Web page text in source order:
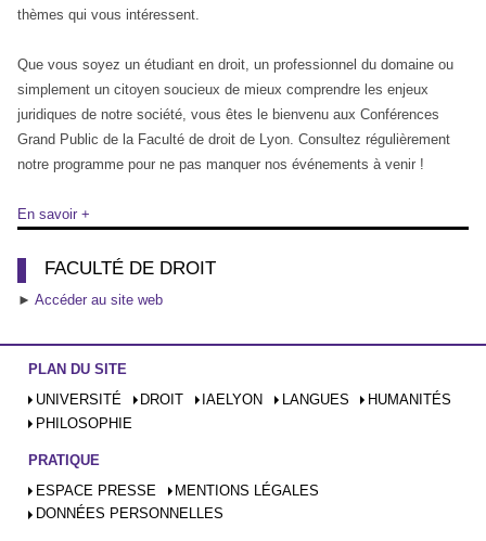
thèmes qui vous intéressent.
Que vous soyez un étudiant en droit, un professionnel du domaine ou
simplement un citoyen soucieux de mieux comprendre les enjeux
juridiques de notre société, vous êtes le bienvenu aux Conférences
Grand Public de la Faculté de droit de Lyon. Consultez régulièrement
notre programme pour ne pas manquer nos événements à venir !
En savoir +
FACULTÉ DE DROIT
► Accéder au site web
PLAN DU SITE
UNIVERSITÉ
DROIT IAELYON LANGUES
HUMANITÉS
PHILOSOPHIE
PRATIQUE
ESPACE PRESSE
MENTIONS LÉGALES
DONNÉES PERSONNELLES